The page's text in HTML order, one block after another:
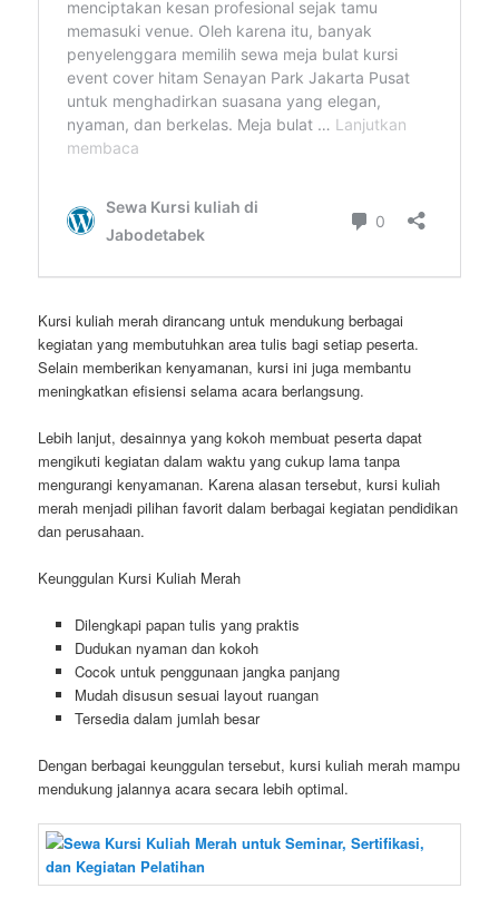
Kursi kuliah merah dirancang untuk mendukung berbagai
kegiatan yang membutuhkan area tulis bagi setiap peserta.
Selain memberikan kenyamanan, kursi ini juga membantu
meningkatkan efisiensi selama acara berlangsung.
Lebih lanjut, desainnya yang kokoh membuat peserta dapat
mengikuti kegiatan dalam waktu yang cukup lama tanpa
mengurangi kenyamanan. Karena alasan tersebut, kursi kuliah
merah menjadi pilihan favorit dalam berbagai kegiatan pendidikan
dan perusahaan.
Keunggulan Kursi Kuliah Merah
Dilengkapi papan tulis yang praktis
Dudukan nyaman dan kokoh
Cocok untuk penggunaan jangka panjang
Mudah disusun sesuai layout ruangan
Tersedia dalam jumlah besar
Dengan berbagai keunggulan tersebut, kursi kuliah merah mampu
mendukung jalannya acara secara lebih optimal.